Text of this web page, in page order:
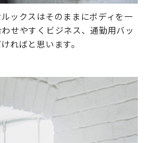
ックスはそのままにボディを一
せやすくビジネス、通勤用バッ
ればと思います。